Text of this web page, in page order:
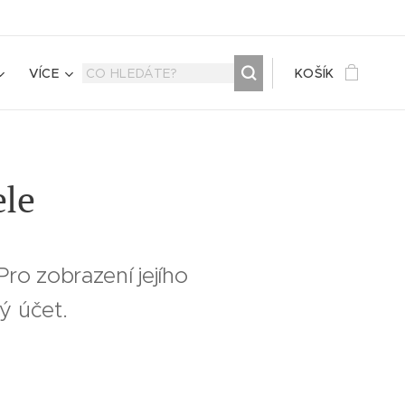
VÍCE KOŠÍK
zobrazení jejího
účet.